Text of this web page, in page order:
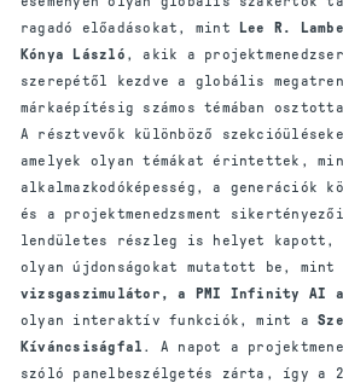
ragadó előadásokat, mint
Lee R.
Kónya László , akik a
szerepétől kezdve a globális
márkaépítésig számos témában
A résztvevők különböző
amelyek olyan témákat érintettek,
alkalmazkodóképesség, a generációk
és a projektmenedzsment
lendületes részleg is helyet kapott,
olyan újdonságokat mutatott be, mint
vizsgaszimulátor, a PMI Infinity AI
olyan interaktív funkciók, mint a
Kíváncsiságfal . A napot a
szóló panelbeszélgetés zárta, így a